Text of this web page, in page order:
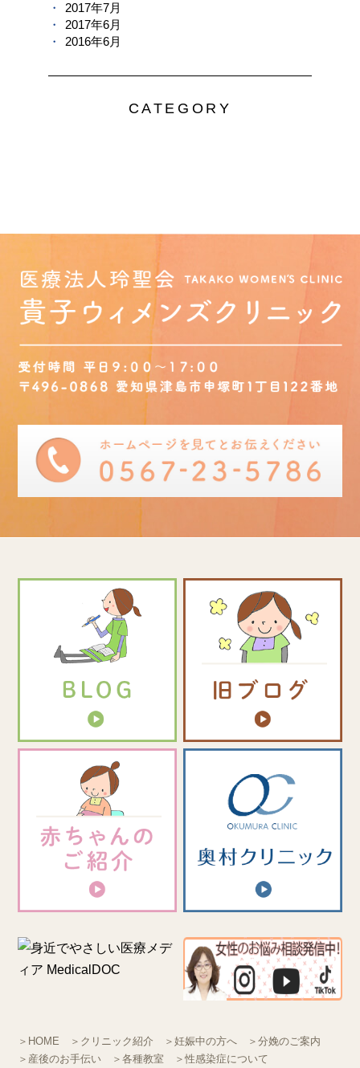
2017年7月
2017年6月
2016年6月
CATEGORY
＞HOME ＞クリニック紹介 ＞妊娠中の方へ
＞分娩のご案内
＞産後のお手伝い
＞各種教室 ＞性感染症について